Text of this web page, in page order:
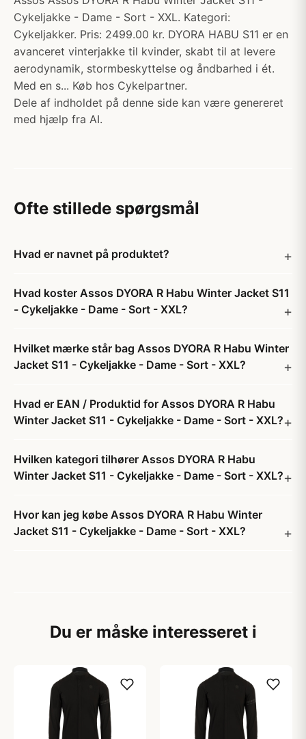
Cykeljakke - Dame - Sort - XXL. Kategori:
Cykeljakker. Pris: 2499.00 kr. DYORA HABU S11 er en
avanceret vinterjakke til kvinder, skabt til at levere
aerodynamik, stormbeskyttelse og åndbarhed i ét.
Med en s... Køb hos Cykelpartner.
Dele af indholdet på denne side kan være genereret
med hjælp fra AI.
Ofte stillede spørgsmål
Hvad er navnet på produktet?
Hvad koster Assos DYORA R Habu Winter Jacket S11
- Cykeljakke - Dame - Sort - XXL?
Hvilket mærke står bag Assos DYORA R Habu Winter
Jacket S11 - Cykeljakke - Dame - Sort - XXL?
Hvad er EAN / Produktid for Assos DYORA R Habu
Winter Jacket S11 - Cykeljakke - Dame - Sort - XXL?
Hvilken kategori tilhører Assos DYORA R Habu
Winter Jacket S11 - Cykeljakke - Dame - Sort - XXL?
Hvor kan jeg købe Assos DYORA R Habu Winter
Jacket S11 - Cykeljakke - Dame - Sort - XXL?
Du er måske interesseret i